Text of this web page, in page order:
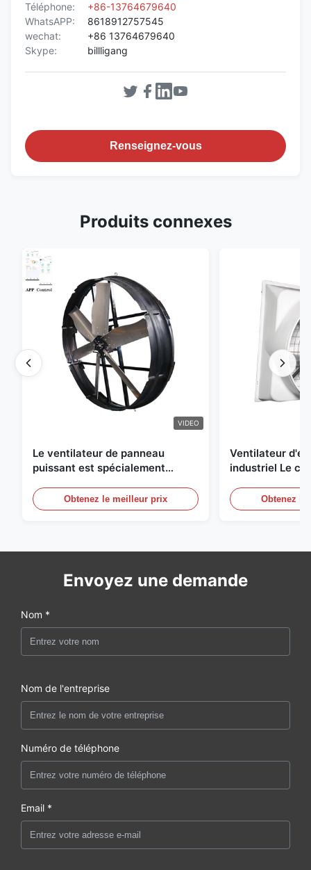
Téléphone:
+86-13764679640
WhatsAPP:
8618912757545
wechat:
+86 13764679640
Skype:
billligang
Renseignez-vous
Produits connexes
VIDEO
Le ventilateur de panneau
puissant est spécialement
diamètre de lame de 1830 mm et
un volume d'air de 120000 m3/h
Obtenez le meilleur prix
Ventilateur
industriel Le
et de Obtenez
Envoyez une demande
Nom *
Nom de l'entreprise
Numéro de téléphone
Email *